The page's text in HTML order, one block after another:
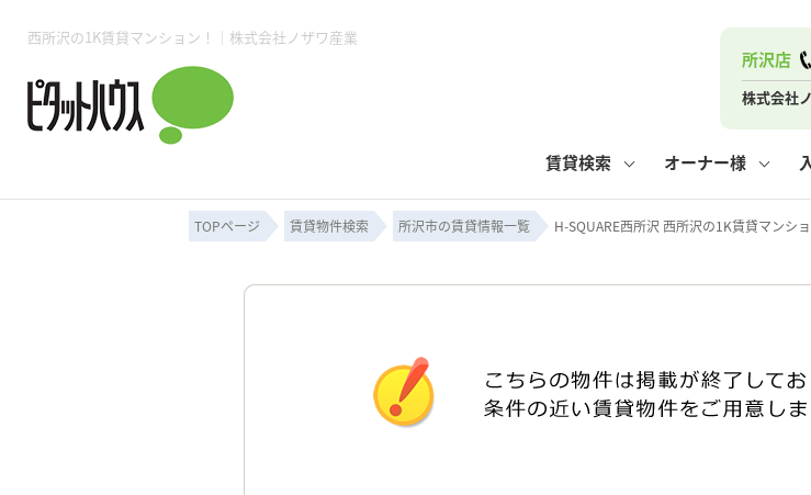
西所沢の1K賃貸マンション！｜株式会社ノザワ産業
所沢店
株式会社
賃貸検索 オーナー様
売却の流れ
所沢賃貸TOP 閲覧履歴
月極駐車場 事業用物件 コンテナ
賃貸管理業務 管理のご依頼
入居者様用ページTOP 住まいのトラブルQ&A
売買物件一覧 よくある質問
無料売却査定 媒介契約
必要な書類
会社概要 スタ
ピタットハウス所沢店 ピタットハウス小手指店
ご来店予約
TOPページ 賃貸物件検索 所沢市の賃貸情報一覧 H-SQUARE西所沢 西所沢の1K賃貸マンシ